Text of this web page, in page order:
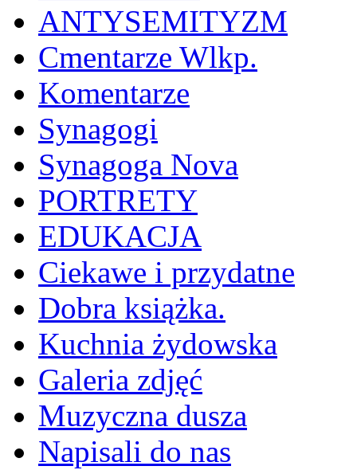
ANTYSEMITYZM
Cmentarze Wlkp.
Komentarze
Synagogi
Synagoga Nova
PORTRETY
EDUKACJA
Ciekawe i przydatne
Dobra książka.
Kuchnia żydowska
Galeria zdjęć
Muzyczna dusza
Napisali do nas